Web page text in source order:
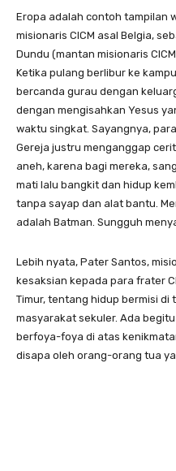
Eropa adalah contoh tampilan
misionaris CICM asal Belgia,
Dundu (mantan misionaris
Ketika pulang berlibur ke
bercanda gurau dengan
dengan mengisahkan Yesus
waktu singkat. Sayangnya,
Gereja justru menganggap
aneh, karena bagi mereka,
mati lalu bangkit dan hidup
tanpa sayap dan alat bantu.
adalah Batman. Sungguh
Lebih nyata, Pater Santos,
kesaksian kepada para frater
Timur, tentang hidup bermisi
masyarakat sekuler. Ada
berfoya-foya di atas
disapa oleh orang-orang tua